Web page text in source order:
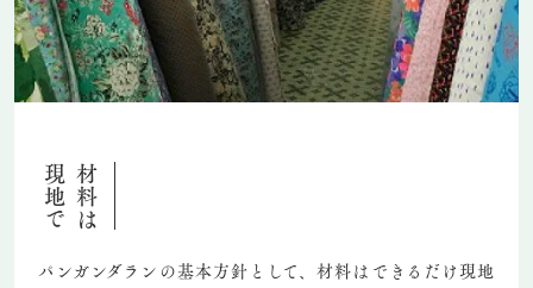
材料は
現地で
パンガンダランの基本方針として、材料はできるだけ現地